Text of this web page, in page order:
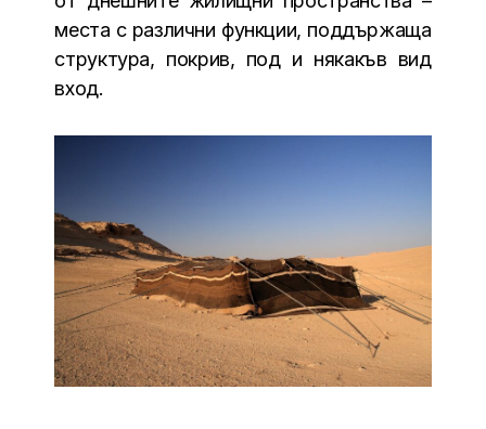
места с различни функции, поддържаща
структура, покрив, под и някакъв вид
вход.